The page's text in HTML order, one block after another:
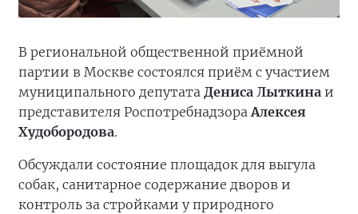
В региональной общественной приёмной
партии в Москве состоялся приём с участием
муниципального депутата Дениса Лыткина и
представителя РоспотребнадзораАлексея
Худобородова.
Обсуждали состояние площадок для выгула
собак, санитарное содержание дворов и
контроль за стройками у природного